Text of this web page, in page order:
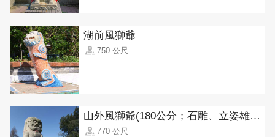
湖前風獅爺
750 公尺
山外風獅爺(180公分；石雕、立姿雄獅)
770 公尺